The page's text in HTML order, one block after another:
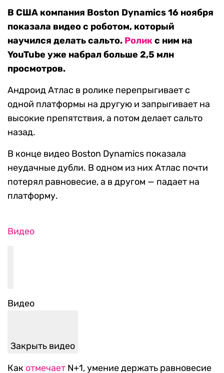
В США компания Boston Dynamics 16 ноября
показала видео с роботом, который
научился делать сальто. Роликс ним на
YouTube уже набрал больше 2,5 млн
просмотров.
Андроид Атлас в ролике перепрыгивает с
одной платформы на другую и запрыгивает на
высокие препятствия, а потом делает сальто
назад.
В конце видео Boston Dynamics показала
неудачные дубли. В одном из них Атлас почти
потерял равновесие, а в другом — падает на
платформу.
Видео
Видео
Закрыть видео
Как отмечает N+1, умение держать равновесие